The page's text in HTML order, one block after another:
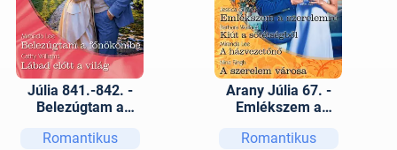
Júlia 841.-842. -
Belezúgtam a
előtt a világ
Romantikus
Arany Júlia 67. -
Emlékszem a
sötétségből; A
Romantikus